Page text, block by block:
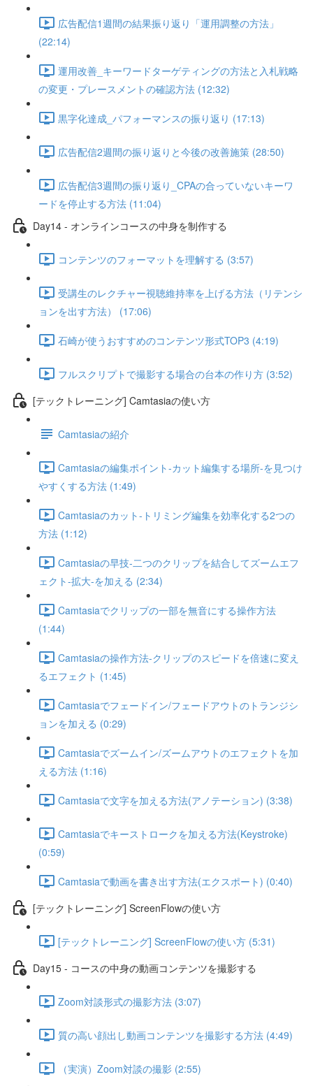
広告配信1週間の結果振り返り「運用調整の方法」
(22:14)
運用改善_キーワードターゲティングの方法と入札戦略
の変更・プレースメントの確認方法 (12:32)
黒字化達成_パフォーマンスの振り返り (17:13)
広告配信2週間の振り返りと今後の改善施策 (28:50)
広告配信3週間の振り返り_CPAの合っていないキーワ
ードを停止する方法 (11:04)
Day14 - オンラインコースの中身を制作する
コンテンツのフォーマットを理解する (3:57)
受講生のレクチャー視聴維持率を上げる方法（リテンシ
ョンを出す方法） (17:06)
石崎が使うおすすめのコンテンツ形式TOP3 (4:19)
フルスクリプトで撮影する場合の台本の作り方 (3:52)
[テックトレーニング] Camtasiaの使い方
Camtasiaの紹介
Camtasiaの編集ポイント-カット編集する場所-を見つけ
やすくする方法 (1:49)
Camtasiaのカット-トリミング編集を効率化する2つの
方法 (1:12)
Camtasiaの早技-二つのクリップを結合してズームエフ
ェクト-拡大-を加える (2:34)
Camtasiaでクリップの一部を無音にする操作方法
(1:44)
Camtasiaの操作方法-クリップのスピードを倍速に変え
るエフェクト (1:45)
Camtasiaでフェードイン/フェードアウトのトランジシ
ョンを加える (0:29)
Camtasiaでズームイン/ズームアウトのエフェクトを加
える方法 (1:16)
Camtasiaで文字を加える方法(アノテーション) (3:38)
Camtasiaでキーストロークを加える方法(Keystroke)
(0:59)
Camtasiaで動画を書き出す方法(エクスポート) (0:40)
[テックトレーニング] ScreenFlowの使い方
[テックトレーニング] ScreenFlowの使い方 (5:31)
Day15 - コースの中身の動画コンテンツを撮影する
Zoom対談形式の撮影方法 (3:07)
質の高い顔出し動画コンテンツを撮影する方法 (4:49)
（実演）Zoom対談の撮影 (2:55)